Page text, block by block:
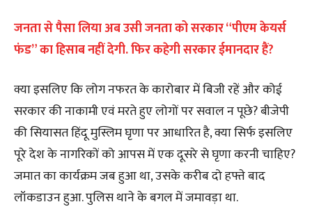
जनतासे पैसा लिया अब उसी जनता को सरकार “पीएम केयर्स
फंड” का हिसाब नहीं देगी. फिर कहेगी सरकार ईमानदार हैं?
क्या इसलिए कि लोग नफरत के कारोबार में बिजी रहें और कोई
सरकार की नाकामी एवं मरते हुए लोगों पर सवाल न पूछे? बीजेपी
की सियासत हिंदू मुस्लिम घृणा पर आधारित है, क्या सिर्फ इसलिए
पूरे देश के नागरिकों को आपस में एक दूसरे से घृणा करनी चाहिए?
जमात का कार्यक्रम जब हुआ था, उसके करीब दो हफ्ते बाद
लॉकडाउन हुआ. पुलिस थाने के बगल में जमावड़ा था.